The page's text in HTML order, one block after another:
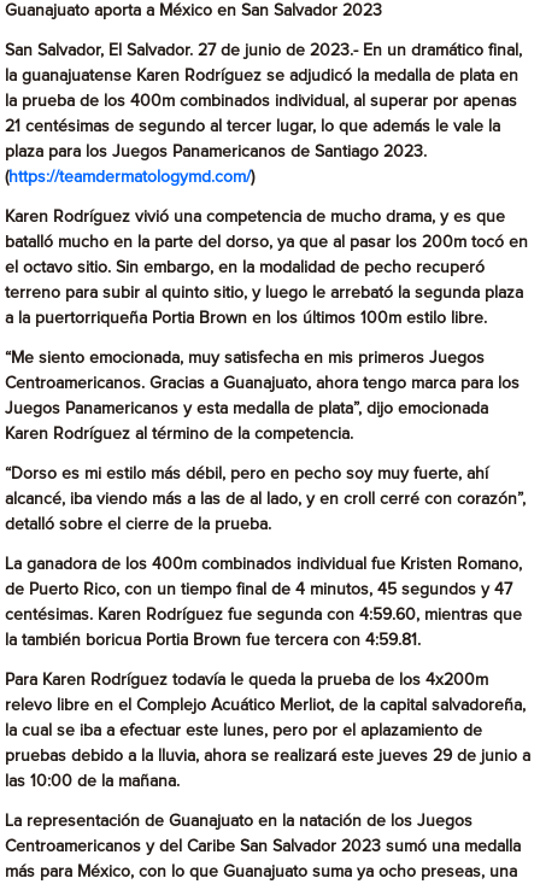
Guanajuato aporta a México en San Salvador 2023
San Salvador, El Salvador. 27 de junio de 2023.- En un dramático final,
la guanajuatense Karen Rodríguez se adjudicó la medalla de plata en
la prueba de los 400m combinados individual, al superar por apenas
21 centésimas de segundo al tercer lugar, lo que además le vale la
plaza para los Juegos Panamericanos de Santiago 2023.
(https://teamdermatologymd.com/)
Karen Rodríguez vivió una competencia de mucho drama, y es que
batalló mucho en la parte del dorso, ya que al pasar los 200m tocó en
el octavo sitio. Sin embargo, en la modalidad de pecho recuperó
terreno para subir al quinto sitio, y luego le arrebató la segunda plaza
a la puertorriqueña Portia Brown en los últimos 100m estilo libre.
“Me siento emocionada, muy satisfecha en mis primeros Juegos
Centroamericanos. Gracias a Guanajuato, ahora tengo marca para los
Juegos Panamericanos y esta medalla de plata”, dijo emocionada
Karen Rodríguez al término de la competencia.
“Dorso es mi estilo más débil, pero en pecho soy muy fuerte, ahí
alcancé, iba viendo más a las de al lado, y en croll cerré con corazón”,
detalló sobre el cierre de la prueba.
La ganadora de los 400m combinados individual fue Kristen Romano,
de Puerto Rico, con un tiempo final de 4 minutos, 45 segundos y 47
centésimas. Karen Rodríguez fue segunda con 4:59.60, mientras que
la también boricua Portia Brown fue tercera con 4:59.81.
Para Karen Rodríguez todavía le queda la prueba de los 4x200m
relevo libre en el Complejo Acuático Merliot, de la capital salvadoreña,
la cual se iba a efectuar este lunes, pero por el aplazamiento de
pruebas debido a la lluvia, ahora se realizará este jueves 29 de junio a
las 10:00 de la mañana.
La representación de Guanajuato en la natación de los Juegos
Centroamericanos y del Caribe San Salvador 2023 sumó una medalla
más para México, con lo que Guanajuato suma ya ocho preseas, una